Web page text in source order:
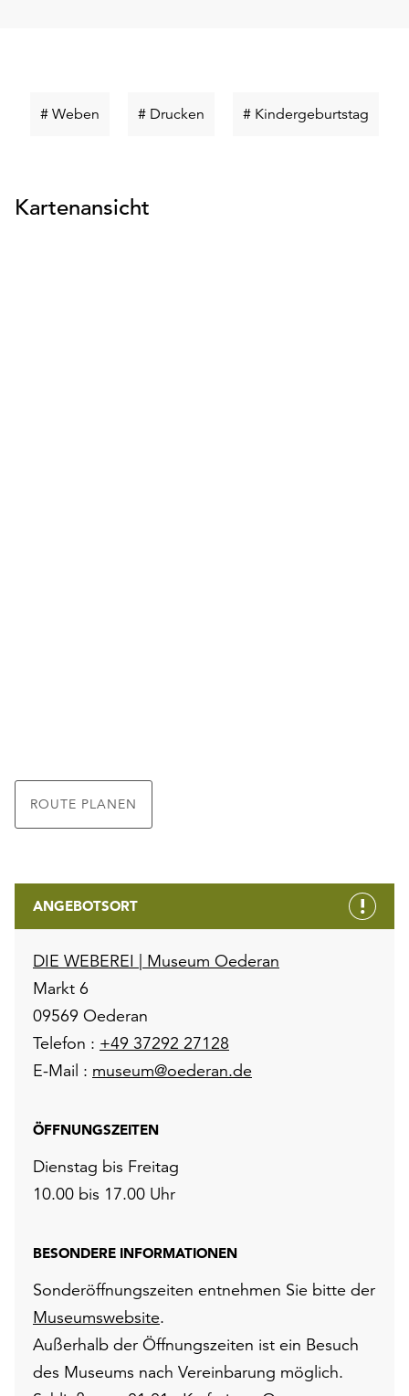
# Weben Schlüsselwort
# Drucken Schlüsselwort
# Kindergeburtstag
Kartenansicht
ROUTE PLANEN
ANGEBOTSORT
DIE WEBEREI | Museum Oederan
Markt 6
09569 Oederan
Telefon : +49 37292 27128
E-Mail : museum@oederan.de
ÖFFNUNGSZEITEN
Dienstag bis Freitag
10.00 bis 17.00 Uhr
BESONDERE INFORMATIONEN
Sonderöffnungszeiten entnehmen Sie bitte der
Museumswebsite.
Außerhalb der Öffnungszeiten ist ein Besuch
des Museums nach Vereinbarung möglich.